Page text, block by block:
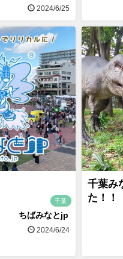
2024/6/25
千葉
ちばみなとjp
2024/6/24
千葉み
た！！